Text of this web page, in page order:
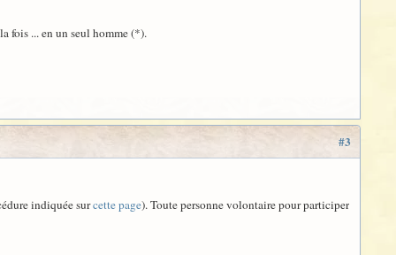
fois ... en un seul homme (*).
#3
indiquée surcette page). Toute personne volontaire pour participer